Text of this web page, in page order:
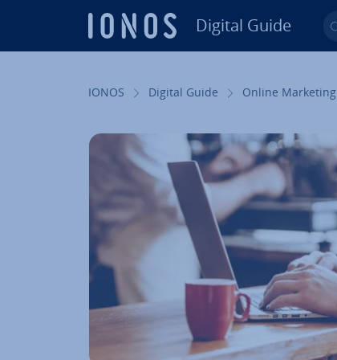
Digital Guide
IONOS Digital Guide Online Marketing